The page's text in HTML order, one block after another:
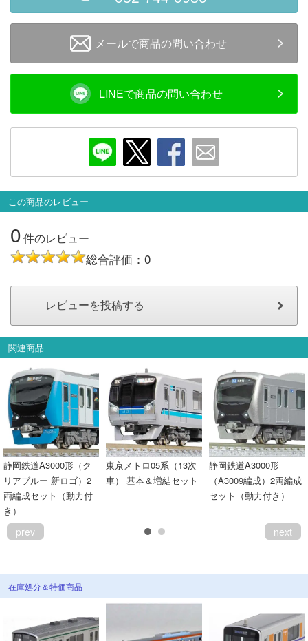
会員ランクについて
レビューについて
メールで商品の問い合わせ
LINEで商品の問い合わせ
この商品のレビュー
0件のレビュー
総合評価：0
関連商品
静岡鉄道A3000形（ク
リアブルー 新ロゴ）2
両編成セット（動力付
き）
東京メトロ05系（13次
車） 基本＆増結セット
静岡鉄道A3000形
（A3009編成）2両編成
セット（動力付き）
prev next
在庫処分＆特価商品